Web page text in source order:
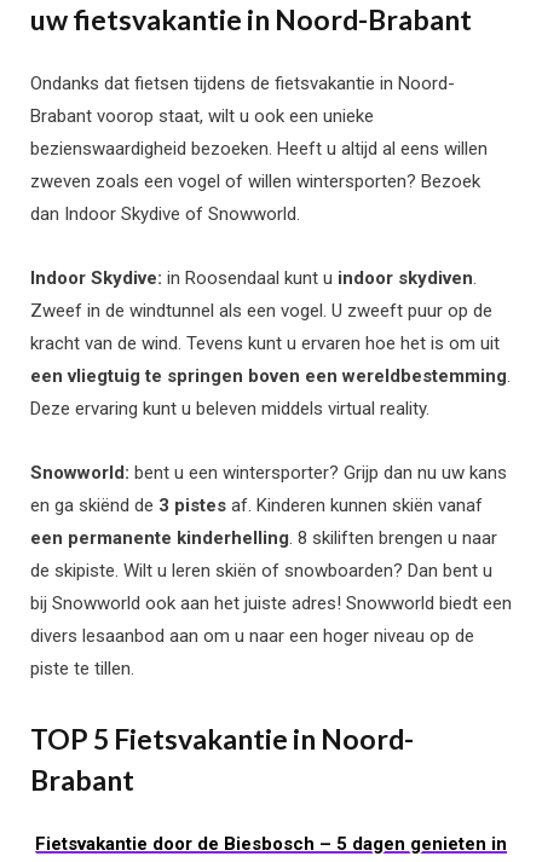
uw fietsvakantie in Noord-Brabant
Ondanks dat fietsen tijdens de fietsvakantie in Noord-
Brabant voorop staat, wilt u ook een unieke
bezienswaardigheid bezoeken. Heeft u altijd al eens willen
zweven zoals een vogel of willen wintersporten? Bezoek
dan Indoor Skydive of Snowworld.
Indoor Skydive: in Roosendaal kunt u indoor skydiven.
Zweef in de windtunnel als een vogel. U zweeft puur op de
kracht van de wind. Tevens kunt u ervaren hoe het is om uit
een vliegtuig te springen boven een wereldbestemming.
Deze ervaring kunt u beleven middels virtual reality.
Snowworld: bent u een wintersporter? Grijp dan nu uw kans
en ga skiënd de 3 pistes af. Kinderen kunnen skiën vanaf
een permanente kinderhelling. 8 skiliften brengen u naar
de skipiste. Wilt u leren skiën of snowboarden? Dan bent u
bij Snowworld ook aan het juiste adres! Snowworld biedt een
divers lesaanbod aan om u naar een hoger niveau op de
piste te tillen.
TOP 5 Fietsvakantie in Noord-
Brabant
Fietsvakantie door de Biesbosch – 5 dagen genieten in